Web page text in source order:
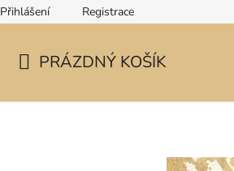
Přihlášení Registrace
PRÁZDNÝ KOŠÍK